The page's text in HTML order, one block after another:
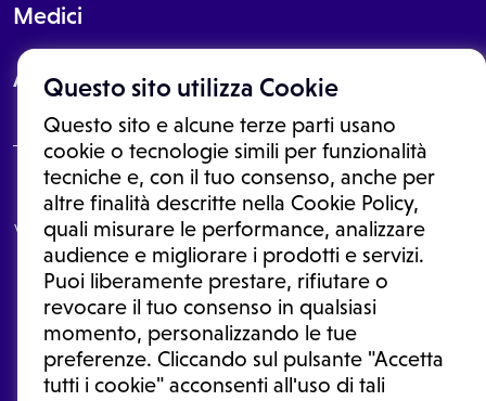
Questo sito utilizza Cookie
Questo sito e alcune terze parti usano
cookie o tecnologie simili per funzionalità
tecniche e, con il tuo consenso, anche per
altre finalità descritte nella Cookie Policy,
quali misurare le performance, analizzare
audience e migliorare i prodotti e servizi.
Puoi liberamente prestare, rifiutare o
revocare il tuo consenso in qualsiasi
momento, personalizzando le tue
preferenze. Cliccando sul pulsante "Accetta
tutti i cookie" acconsenti all'uso di tali
Medici
About
Le informazioni proposte in questo sito non sono un consulto medico.
In nessun caso, queste informazioni sostituiscono un consulto, una
visita o una diagnosi formulata dal medico. Non si devono considerare
le informazioni disponibili come suggerimenti per la formulazione di
una diagnosi, la determinazione di un trattamento o l'assunzione o
sospensione di un farmaco senza prima consultare un medico di
medicina generale o uno specialista.
Condizioni di utilizzo|Privacy Policy |Gestione cookie
Ⓒ 2025 | Tutti i diritti riservati.